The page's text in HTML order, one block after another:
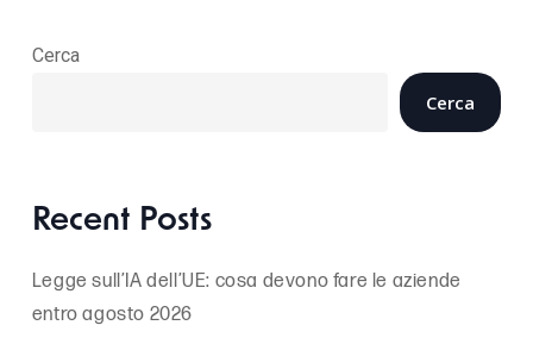
Cerca
Cerca
Recent Posts
Legge sull’IA dell’UE: cosa devono fare le aziende
entro agosto 2026